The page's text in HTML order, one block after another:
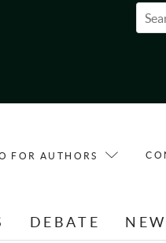
FOR AUTHORS
DEBATE